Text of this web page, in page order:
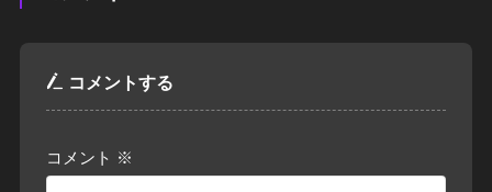
コメントする
コメント ※